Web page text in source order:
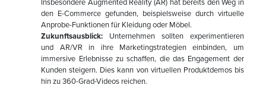
den E-Commerce gefunden, beispielsweise durch virtuelle
Anprobe-Funktionen für Kleidung oder Möbel.
Zukunftsausblick: Unternehmen sollten experimentieren
und AR/VR in ihre Marketingstrategien einbinden, um
immersive Erlebnisse zu schaffen, die das Engagement der
Kunden steigern. Dies kann von virtuellen Produktdemos bis
hin zu 360-Grad-Videos reichen.